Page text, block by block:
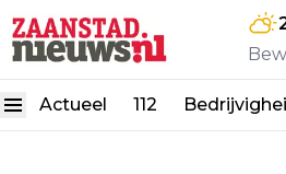
Actueel 112